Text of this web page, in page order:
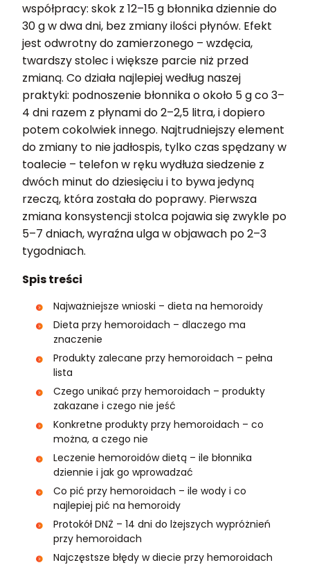
współpracy: skok z 12–15 g błonnika dziennie do
30 g w dwa dni, bez zmiany ilości płynów. Efekt
jest odwrotny do zamierzonego – wzdęcia,
twardszy stolec i większe parcie niż przed
zmianą. Co działa najlepiej według naszej
praktyki: podnoszenie błonnika o około 5 g co 3–
4 dni razem z płynami do 2–2,5 litra, i dopiero
potem cokolwiek innego. Najtrudniejszy element
do zmiany to nie jadłospis, tylko czas spędzany w
toalecie – telefon w ręku wydłuża siedzenie z
dwóch minut do dziesięciu i to bywa jedyną
rzeczą, która została do poprawy. Pierwsza
zmiana konsystencji stolca pojawia się zwykle po
5–7 dniach, wyraźna ulga w objawach po 2–3
tygodniach.
Spis treści
Najważniejsze wnioski – dieta na hemoroidy
Dieta przy hemoroidach – dlaczego ma
znaczenie
Produkty zalecane przy hemoroidach – pełna
lista
Czego unikać przy hemoroidach – produkty
zakazane i czego nie jeść
Konkretne produkty przy hemoroidach – co
można, a czego nie
Leczenie hemoroidów dietą – ile błonnika
dziennie i jak go wprowadzać
Co pić przy hemoroidach – ile wody i co
najlepiej pić na hemoroidy
Protokół DNŻ – 14 dni do lżejszych wypróżnień
przy hemoroidach
Najczęstsze błędy w diecie przy hemoroidach